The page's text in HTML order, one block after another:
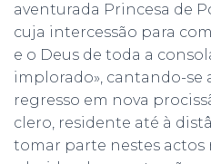
aventurada Princesa de
cuja intercessão para
e o Deus de toda a
implorado», cantando-se
regresso em nova
clero, residente até à
tomar parte nestes actos